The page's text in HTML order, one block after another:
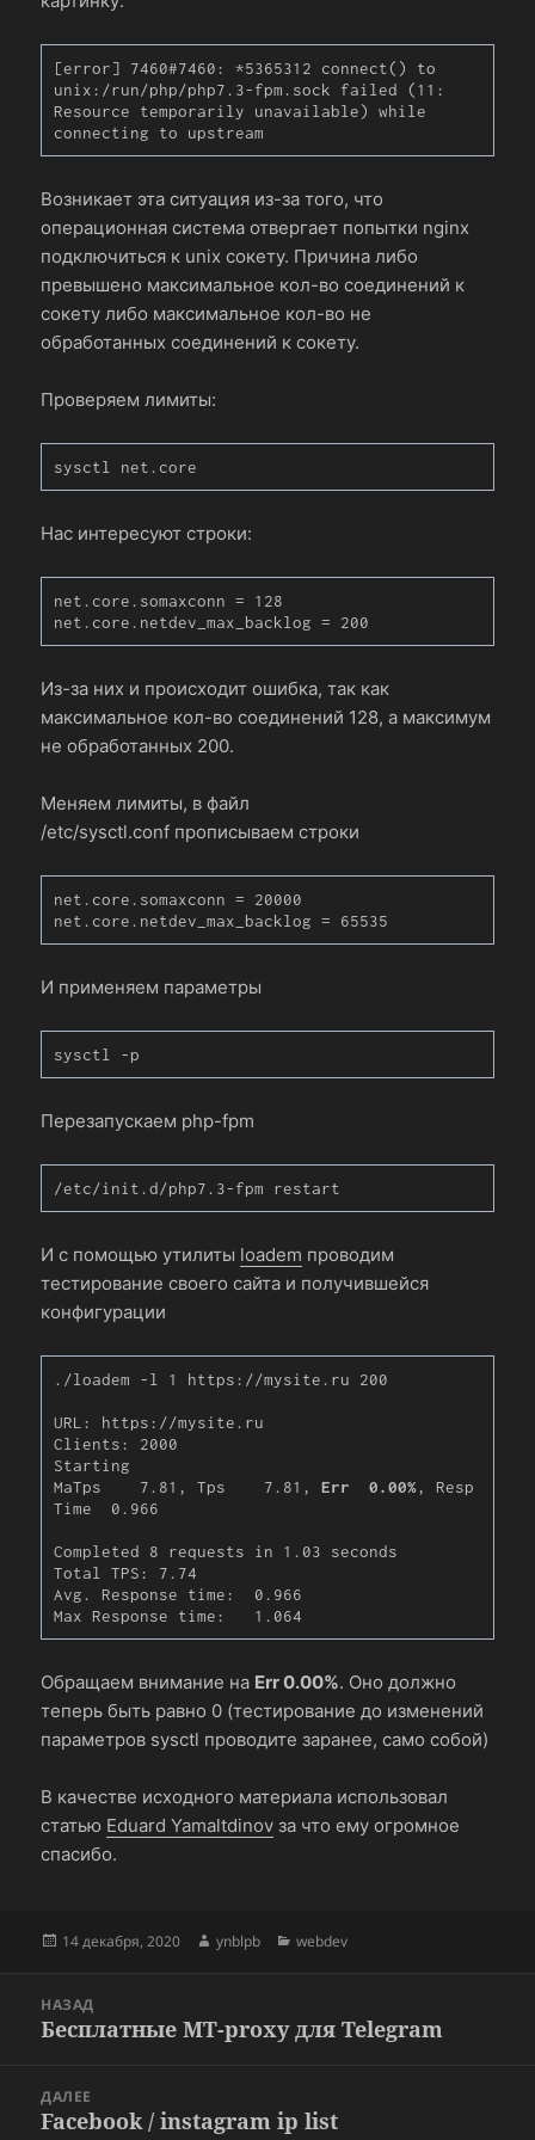
[error] 7460#7460: *5365312 connect() to
unix:/run/php/php7.3-fpm.sock failed (11:
Resource temporarily unavailable) while
connecting to upstream
Возникает эта ситуация из-за того, что
операционная система отвергает попытки nginx
подключиться к unix сокету. Причина либо
превышено максимальное кол-во соединений к
сокету либо максимальное кол-во не
обработанных соединений к сокету.
Проверяем лимиты:
sysctl net.core
Нас интересуют строки:
net.core.somaxconn = 128
net.core.netdev_max_backlog = 200
Из-за них и происходит ошибка, так как
максимальное кол-во соединений 128, а максимум
не обработанных 200.
Меняем лимиты, в файл
/etc/sysctl.conf прописываем строки
net.core.somaxconn = 20000
net.core.netdev_max_backlog = 65535
И применяем параметры
sysctl -p
Перезапускаем php-fpm
/etc/init.d/php7.3-fpm restart
И с помощью утилиты loadem проводим
тестирование своего сайта и получившейся
конфигурации
./loadem -l 1 https://mysite.ru 200
URL: https://mysite.ru
Clients: 2000
Starting
MaTps    7.81, Tps    7.81, Err  0.00%, Resp
Time  0.966
Completed 8 requests in 1.03 seconds
Total TPS: 7.74
Avg. Response time:  0.966
Обращаем внимание на Err 0.00%. Оно должно
теперь быть равно 0 (тестирование до изменений
параметров sysctl проводите заранее, само собой)
В качестве исходного материала использовал
статью Eduard Yamaltdinov за что ему огромное
спасибо.
Опубликовано
14 декабря, 2020 Автор
ynblpb Рубрики
webdev
записям
НАЗАД
Предыдущая
Бесплатные MT-proxy для Telegram
ДАЛЕЕ
Следующая
Facebook / instagram ip list